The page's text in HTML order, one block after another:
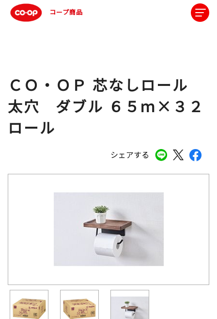
コープ商品
シェアする
ＣＯ・ＯＰ 芯なしロール
太穴 ダブル ６５ｍ×３２
ロール